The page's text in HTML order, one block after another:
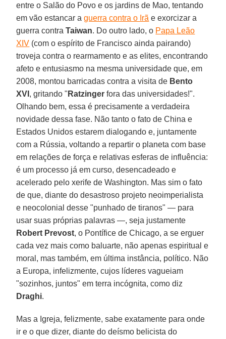
entre o Salão do Povo e os jardins de Mao, tentando
em vão estancar aguerra contra o Irã e exorcizar a
guerra contraTaiwan. Do outro lado, o Papa Leão
XIV (com o espírito de Francisco ainda pairando)
troveja contra o rearmamento e as elites, encontrando
afeto e entusiasmo na mesma universidade que, em
2008, montou barricadas contra a visita de Bento
XVI , gritando " Ratzinger fora das universidades!".
Olhando bem, essa é precisamente a verdadeira
novidade dessa fase. Não tanto o fato de China e
Estados Unidos estarem dialogando e, juntamente
com a Rússia, voltando a repartir o planeta com base
em relações de força e relativas esferas de influência:
é um processo já em curso, desencadeado e
acelerado pelo xerife de Washington. Mas sim o fato
de que, diante do desastroso projeto neoimperialista
e neocolonial desse "punhado de tiranos" — para
usar suas próprias palavras —, seja justamente
Robert Prevost, o Pontífice de Chicago, a se erguer
cada vez mais como baluarte, não apenas espiritual e
moral, mas também, em última instância, político. Não
a Europa, infelizmente, cujos líderes vagueiam
"sozinhos, juntos" em terra incógnita, como diz
Draghi.
Mas a Igreja, felizmente, sabe exatamente para onde
ir e o que dizer, diante do deísmo belicista do